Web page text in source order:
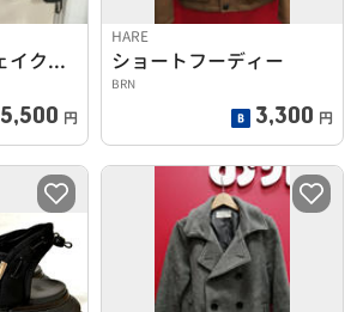
リバーシブルフェイクレザージャケット
5,500 円
HARE
ショートフーディー
BRN
3,300 円